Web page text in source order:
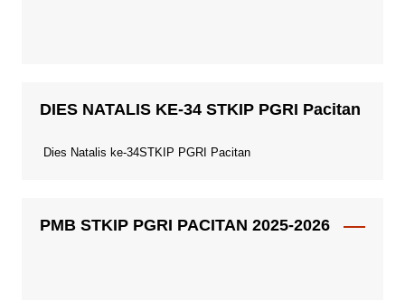
DIES NATALIS KE-34 STKIP PGRI Pacitan
Dies Natalis ke-34STKIP PGRI Pacitan
PMB STKIP PGRI PACITAN 2025-2026